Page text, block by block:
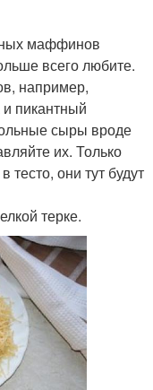
маффинов
всего любите.
например,
пикантный
сыры вроде
их. Только
тесто, они тут будут
терке.